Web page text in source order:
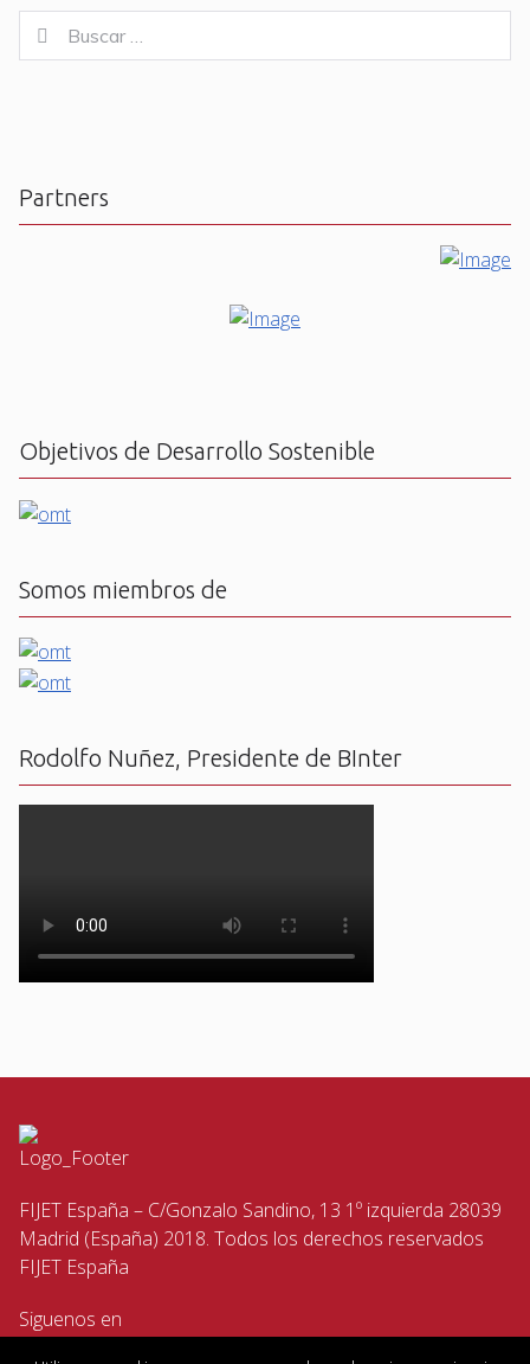
for:
Buscar
Partners
Objetivos de Desarrollo Sostenible
Somos miembros de
Rodolfo Nuñez, Presidente de BInter
FIJET España – C/Gonzalo Sandino, 13 1º izquierda 28039
Madrid (España) 2018. Todos los derechos reservados
FIJET España
Siguenos en